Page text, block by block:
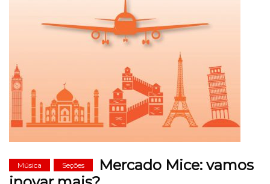
Música Seções
Mercado Mice: vamos